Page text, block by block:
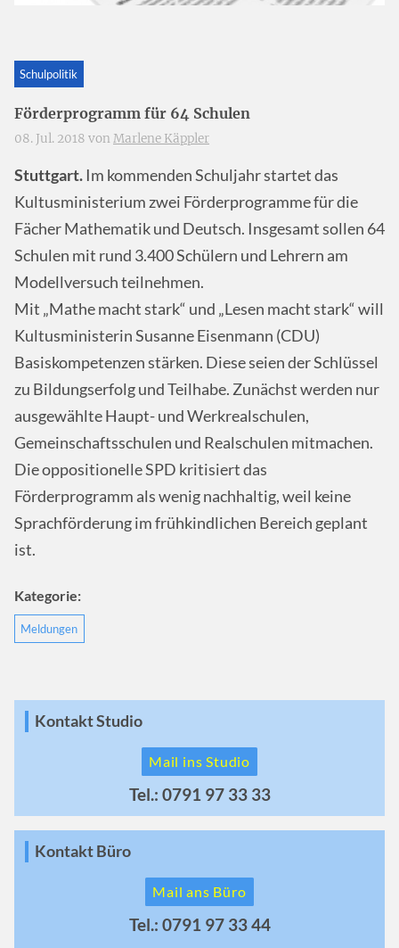
Schulpolitik
Förderprogramm für 64 Schulen
08. Jul. 2018 von Marlene Käppler
Stuttgart. Im kommenden Schuljahr startet das
Kultusministerium zwei Förderprogramme für die
Fächer Mathematik und Deutsch. Insgesamt sollen 64
Schulen mit rund 3.400 Schülern und Lehrern am
Modellversuch teilnehmen.
Mit „Mathe macht stark“ und „Lesen macht stark“ will
Kultusministerin Susanne Eisenmann (CDU)
Basiskompetenzen stärken. Diese seien der Schlüssel
zu Bildungserfolg und Teilhabe. Zunächst werden nur
ausgewählte Haupt- und Werkrealschulen,
Gemeinschaftsschulen und Realschulen mitmachen.
Die oppositionelle SPD kritisiert das
Förderprogramm als wenig nachhaltig, weil keine
Sprachförderung im frühkindlichen Bereich geplant
ist.
Kategorie:
Meldungen
Kontakt Studio
Mail ins Studio
Tel.: 0791 97 33 33
Kontakt Büro
Mail ans Büro
Tel.: 0791 97 33 44